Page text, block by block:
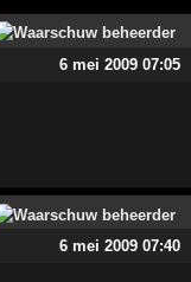
6 mei 2009 07:05
6 mei 2009 07:40